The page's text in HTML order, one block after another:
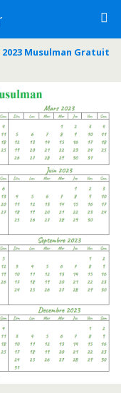
Musulman Gratuit